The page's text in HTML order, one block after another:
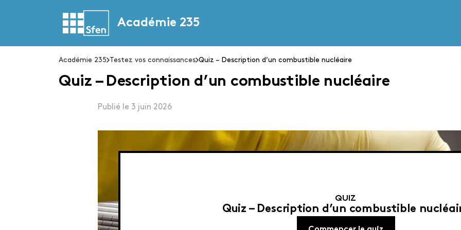
Académie 235
Académie 235 Testez vos connaissances Quiz – Description d’un combustible nucléaire
Quiz – Description d’un combustible nucléaire
Publié le 3 juin 2026
QUIZ
Quiz – Description d’un combustible